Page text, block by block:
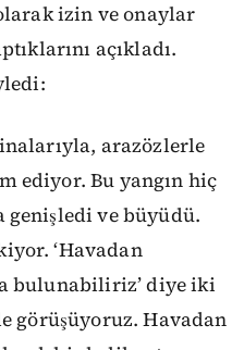
izin ve onaylar
açıkladı.
arazözlerle
ediyor. Bu yangın hiç
genişledi ve büyüdü.
‘Havadan
bulunabiliriz’ diye iki
görüşüyoruz. Havadan